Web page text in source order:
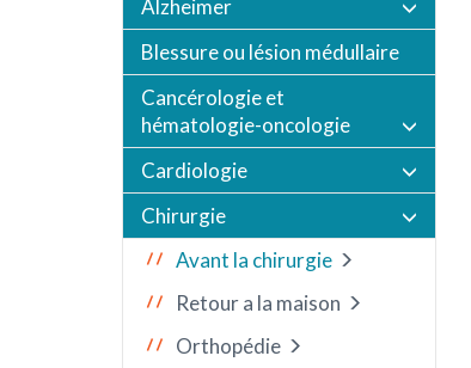
Alzheimer
Blessure ou lésion médullaire
Cancérologie et
hématologie-oncologie
Cardiologie
Chirurgie
Avant la chirurgie
Retour a la maison
Orthopédie